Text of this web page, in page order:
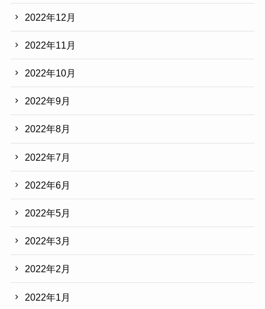
2022年12月
2022年11月
2022年10月
2022年9月
2022年8月
2022年7月
2022年6月
2022年5月
2022年3月
2022年2月
2022年1月